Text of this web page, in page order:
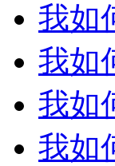
我如
我如
我如
我如